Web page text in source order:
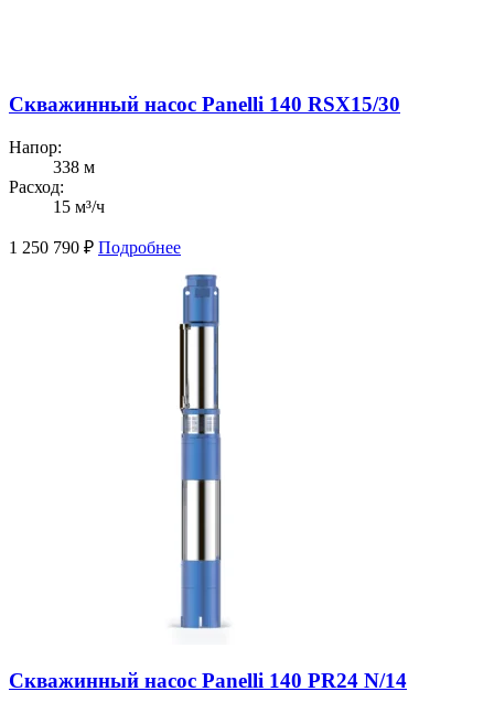
Скважинный насос Panelli 140 RSX15/30
Напор:
338 м
Расход:
15 м³/ч
1 250 790 ₽ Подробнее
Скважинный насос Panelli 140 PR24 N/14